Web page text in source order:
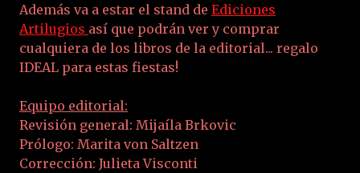
Además va a estar el stand de Ediciones
Artilugios así que podrán ver y comprar
cualquiera de los libros de la editorial... regalo
IDEAL para estas fiestas!
Equipo editorial:
Revisión general: Mijaíla Brkovic
Prólogo: Marita von Saltzen
Corrección: Julieta Visconti